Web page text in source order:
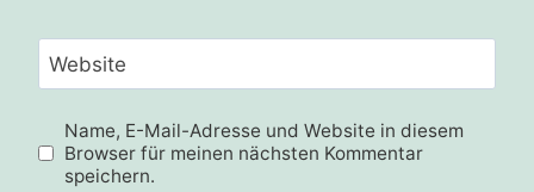
Website
Name, E-Mail-Adresse und Website in diesem
Browser für meinen nächsten Kommentar
speichern.